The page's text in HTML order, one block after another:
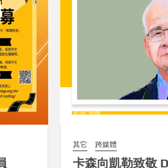
其它 跨媒體
卡森向凱勒致敬